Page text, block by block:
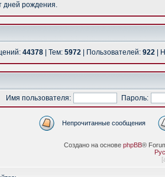
дней рождения.
44378 | Тем: 5972 | Пользователей: 922 |
Имя пользователя:
Пароль:
Непрочитанные сообщения
Создано на основе phpBB®
[